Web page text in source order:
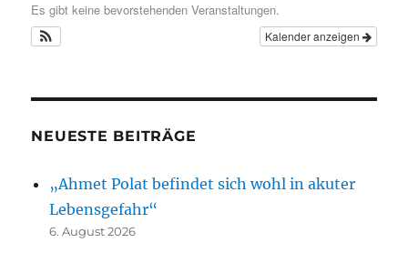
Es gibt keine bevorstehenden Veranstaltungen.
Kalender anzeigen
NEUESTE BEITRÄGE
„Ahmet Polat befindet sich wohl in akuter
Lebensgefahr“
6. August 2026